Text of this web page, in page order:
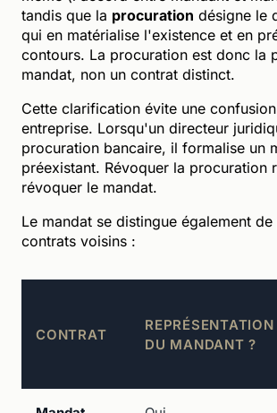
tandis que la procuration désigne le
qui en matérialise l'existence et en
contours. La procuration est donc la
mandat, non un contrat distinct.
Cette clarification évite une
entreprise. Lorsqu'un directeur
procuration bancaire, il formalise un
préexistant. Révoquer la procuration
révoquer le mandat.
Le mandat se distingue également de
contrats voisins :
CONTRAT
REPRÉSENTATION
DU MANDANT ?